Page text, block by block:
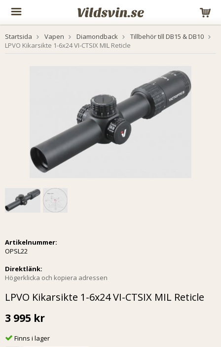
Startsida Vapen Diamondback
Tillbehör till DB15 & DB10
LPVO Kikarsikte 1-6x24 VI-CTSIX MIL Reticle
Artikelnummer:
OPSL22
Direktlänk:
Högerklicka och kopiera adressen
LPVO Kikarsikte 1-6x24 VI-CTSIX MIL Reticle
3 995 kr
Finns i lager